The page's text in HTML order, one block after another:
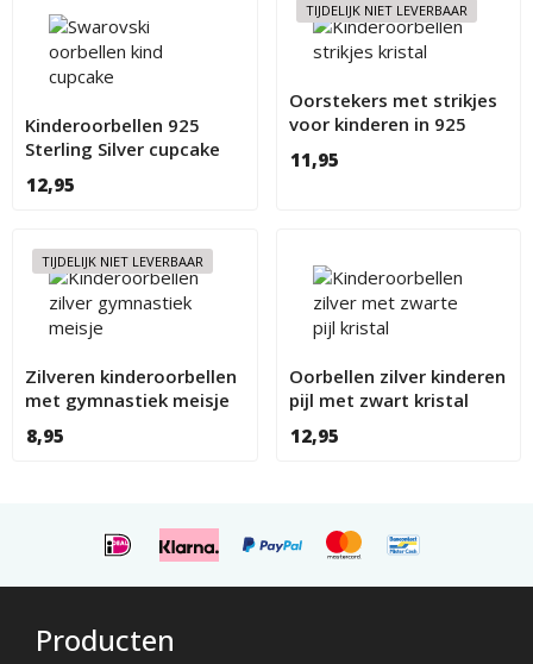
Kinderoorbellen 925
Sterling Silver cupcake
met Swarovski kristal
12,95
TIJDELIJK NIET LEVERBAAR
Oorstekers met strikjes
voor kinderen in 925
Sterling Silver
11,95
TIJDELIJK NIET LEVERBAAR
Zilveren kinderoorbellen
met gymnastiek meisje
8,95
Oorbellen zilver kinderen
pijl met zwart kristal
12,95
Producten